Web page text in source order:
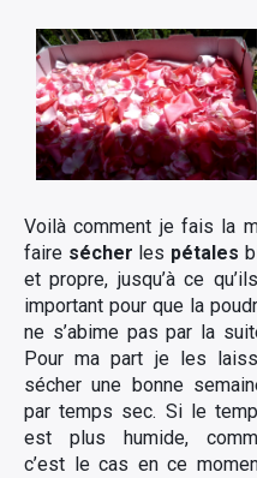
Voilà comment je fais la
faire sécher les pétales
et propre, jusqu’à ce
important pour que la
ne s’abime pas par la
Pour ma part je les
sécher une bonne
par temps sec. Si le
est plus humide,
c’est le cas en ce